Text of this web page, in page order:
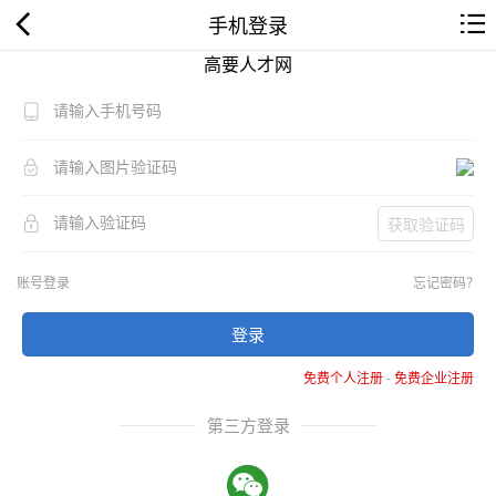
手机登录
高要人才网
获取验证码
账号登录 忘记密码？
登录
免费个人注册-免费企业注册
第三方登录